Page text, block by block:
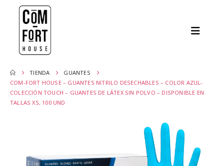
TIENDA
GUANTES
COM-FORT HOUSE – GUANTES NITRILO DESECHABLES – COLOR AZUL-
COLECCIÓN TOUCH – GUANTES DE LÁTEX SIN POLVO – DISPONIBLE EN
TALLAS XS, 100 UND